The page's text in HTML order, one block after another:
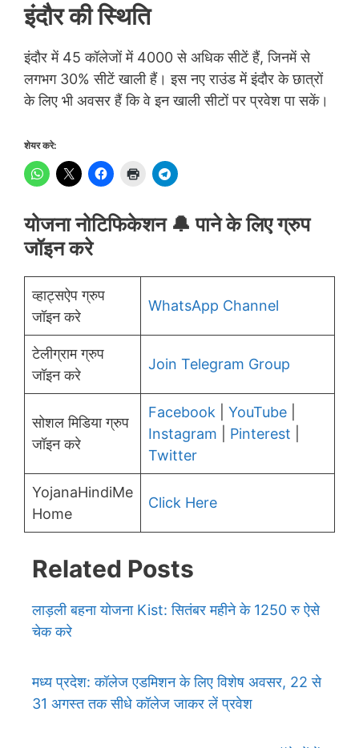
इंदौर की स्थिति
इंदौर में 45 कॉलेजों में 4000 से अधिक सीटें हैं, जिनमें से
लगभग 30% सीटें खाली हैं। इस नए राउंड में इंदौर के छात्रों
के लिए भी अवसर हैं कि वे इन खाली सीटों पर प्रवेश पा सकें।
शेयर करे:
योजना नोटिफिकेशन 🔔 पाने के लिए ग्रुप
जॉइन करे
व्हाट्सऐप ग्रुप
जॉइन करे
WhatsApp Channel
टेलीग्राम ग्रुप
जॉइन करे
Join Telegram Group
सोशल मिडिया ग्रुप
जॉइन करे
Facebook YouTube
Instagram
Pinterest
Twitter
YojanaHindiMe
Home
Click Here
Related Posts
लाड़ली बहना योजना Kist: सितंबर महीने के 1250 रु ऐसे
चेक करे
मध्य प्रदेश: कॉलेज एडमिशन के लिए विशेष अवसर, 22 से
31 अगस्त तक सीधे कॉलेज जाकर लें प्रवेश